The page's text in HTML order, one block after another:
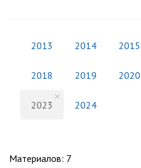
2013 2014 2015
2018 2019 2020
2023 2024
Материалов: 7